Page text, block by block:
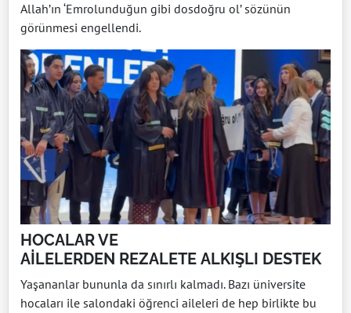
Allah’ın ‘Emrolunduğun gibi dosdoğru ol’ sözünün
görünmesi engellendi.
HOCALAR VE
AİLELERDEN REZALETE ALKIŞLI DESTEK
Yaşananlar bununla da sınırlı kalmadı. Bazı üniversite
hocaları ile salondaki öğrenci aileleri de hep birlikte bu